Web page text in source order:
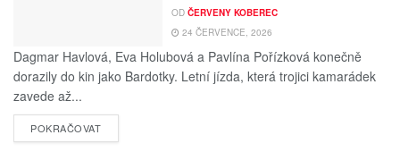
OD ČERVENY KOBEREC
24 ČERVENCE, 2026
Dagmar Havlová, Eva Holubová a Pavlína Pořízková konečně
dorazily do kin jako Bardotky. Letní jízda, která trojici kamarádek
zavede až...
POKRAČOVAT